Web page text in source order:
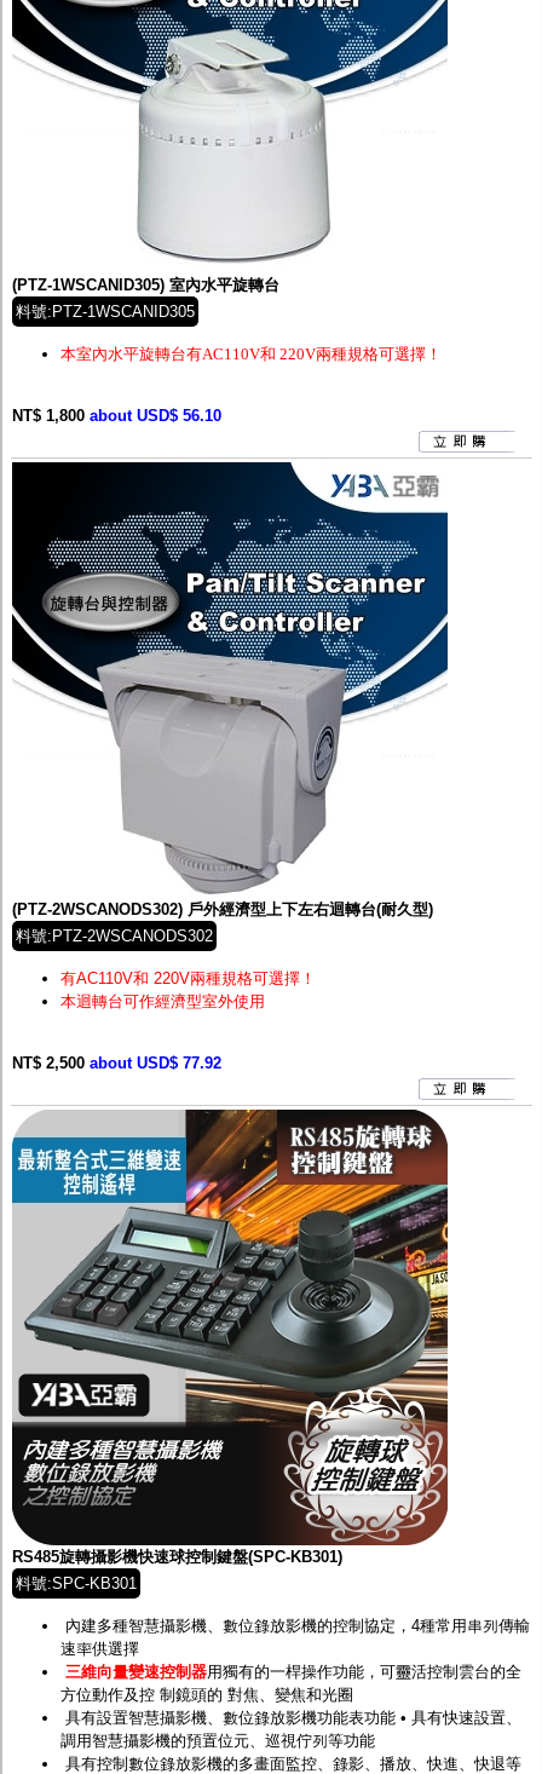
(PTZ-1WSCANID305) 室內水平旋轉台
料號:PTZ-1WSCANID305
本室內水平旋轉台有AC110V和 220V兩種規格可選擇！
NT$ 1,800 about USD$ 56.10
(PTZ-2WSCANODS302) 戶外經濟型上下左右迴轉台(耐久型)
料號:PTZ-2WSCANODS302
有AC110V和 220V兩種規格可選擇！
本迴轉台可作經濟型室外使用
NT$ 2,500 about USD$ 77.92
RS485旋轉攝影機快速球控制鍵盤(SPC-KB301)
料號:SPC-KB301
內建多種智慧攝影機、數位錄放影機的控制協定，4種常用串列傳輸
速率供選擇
三維向量變速控制器用獨有的一桿操作功能，可靈活控制雲台的全
方位動作及控 制鏡頭的 對焦、變焦和光圈
具有設置智慧攝影機、數位錄放影機功能表功能 • 具有快速設置、
調用智慧攝影機的預置位元、巡視佇列等功能
具有控制數位錄放影機的多畫面監控、錄影、播放、快進、快退等